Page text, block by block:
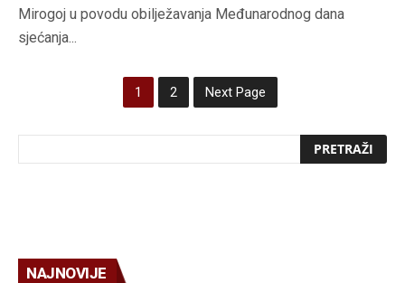
Mirogoj u povodu obilježavanja Međunarodnog dana
sjećanja...
1 2 Next Page
NAJNOVIJE